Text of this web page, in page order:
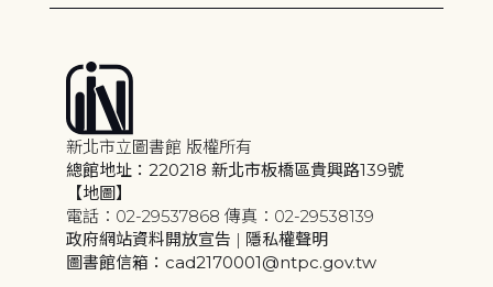
新北市立圖書館 版權所有
總館地址：220218 新北市板橋區貴興路139號
【地圖】
電話：02-29537868 傳真：02-29538139
政府網站資料開放宣告 | 隱私權聲明
圖書館信箱：cad2170001@ntpc.gov.tw